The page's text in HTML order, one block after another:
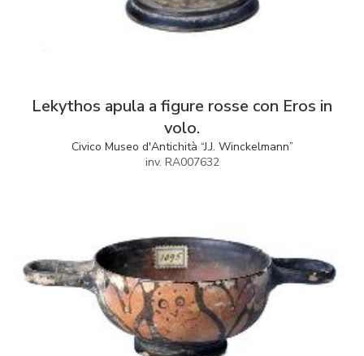
Lekythos apula a figure rosse con Eros in
volo.
Civico Museo d'Antichità “J.J. Winckelmann”
inv. RA007632